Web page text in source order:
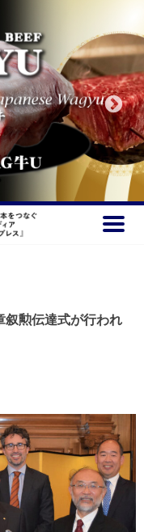
勲伝達式が行われ